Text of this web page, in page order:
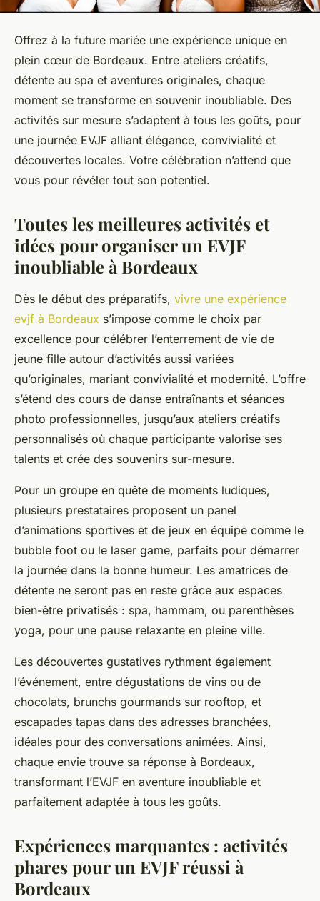
Offrez à la future mariée une expérience unique en
plein cœur de Bordeaux. Entre ateliers créatifs,
détente au spa et aventures originales, chaque
moment se transforme en souvenir inoubliable. Des
activités sur mesure s’adaptent à tous les goûts, pour
une journée EVJF alliant élégance, convivialité et
découvertes locales. Votre célébration n’attend que
vous pour révéler tout son potentiel.
Toutes les meilleures activités et
idées pour organiser un EVJF
inoubliable à Bordeaux
Dès le début des préparatifs, vivre une expérience
evjf à Bordeaux s’impose comme le choix par
excellence pour célébrer l’enterrement de vie de
jeune fille autour d’activités aussi variées
qu’originales, mariant convivialité et modernité. L’offre
s’étend des cours de danse entraînants et séances
photo professionnelles, jusqu’aux ateliers créatifs
personnalisés où chaque participante valorise ses
talents et crée des souvenirs sur-mesure.
Pour un groupe en quête de moments ludiques,
plusieurs prestataires proposent un panel
d’animations sportives et de jeux en équipe comme le
bubble foot ou le laser game, parfaits pour démarrer
la journée dans la bonne humeur. Les amatrices de
détente ne seront pas en reste grâce aux espaces
bien-être privatisés : spa, hammam, ou parenthèses
yoga, pour une pause relaxante en pleine ville.
Les découvertes gustatives rythment également
l’événement, entre dégustations de vins ou de
chocolats, brunchs gourmands sur rooftop, et
escapades tapas dans des adresses branchées,
idéales pour des conversations animées. Ainsi,
chaque envie trouve sa réponse à Bordeaux,
transformant l’EVJF en aventure inoubliable et
parfaitement adaptée à tous les goûts.
Expériences marquantes : activités
phares pour un EVJF réussi à
Bordeaux